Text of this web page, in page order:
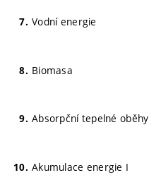
Vodní energie
Biomasa
Absorpční tepelné oběhy
Akumulace energie I